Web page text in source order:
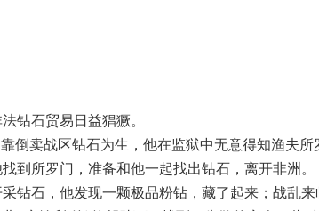
石贸易日益猖獗。
卖战区钻石为生，他在监狱中无意得知渔夫所
到所罗门，准备和他一起找出钻石，离开非洲。
石，他发现一颗极品粉钻，藏了起来；战乱来